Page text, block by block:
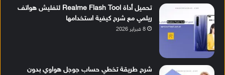
تحميل أداة Realme Flash Tool لتفليش هواتف
ريلمي مع شرح كيفية استخدامها
8 فبراير 2026
شرح طريقة تخطي حساب جوجل هواوي بدون